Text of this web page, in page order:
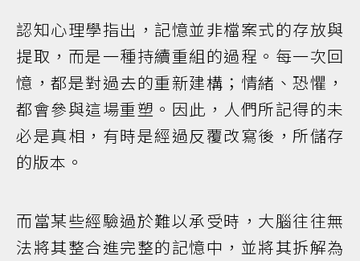
認知心理學指出，記憶並非檔案式的存放與
提取，而是一種持續重組的過程。每一次回
憶，都是對過去的重新建構；情緒、恐懼，
都會參與這場重塑。因此，人們所記得的未
必是真相，有時是經過反覆改寫後，所儲存
的版本。
而當某些經驗過於難以承受時，大腦往往無
法將其整合進完整的記憶中，並將其拆解為